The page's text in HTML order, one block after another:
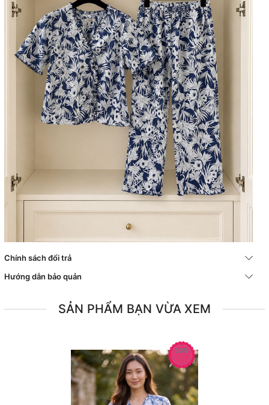
Chính sách đổi trả
Hướng dẫn bảo quản
SẢN PHẨM BẠN VỪA XEM
30%